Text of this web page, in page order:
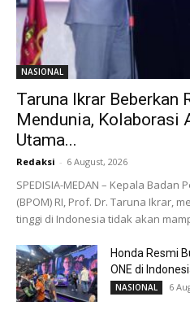
NASIONAL
Taruna Ikrar Beberkan
Mendunia, Kolaborasi
Utama...
Redaksi - 6 August, 2026
SPEDISIA-MEDAN – Kepala
(BPOM) RI, Prof. Dr. Taruna Ikrar,
tinggi di Indonesia tidak akan
Honda Resmi
ONE di
NASIONAL 6